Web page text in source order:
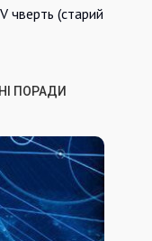
чверть (старий
ПОРАДИ